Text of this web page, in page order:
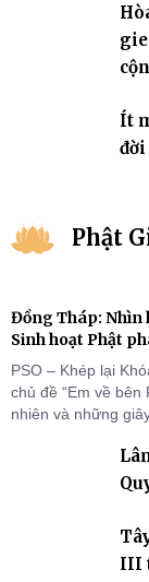
Ít
Phật
Đồng Tháp: Nhìn
Sinh hoạt Phật
PSO – Khép lại
chủ đề “Em về
nhiên và những
Tháp). Những
trang quý báu,
III